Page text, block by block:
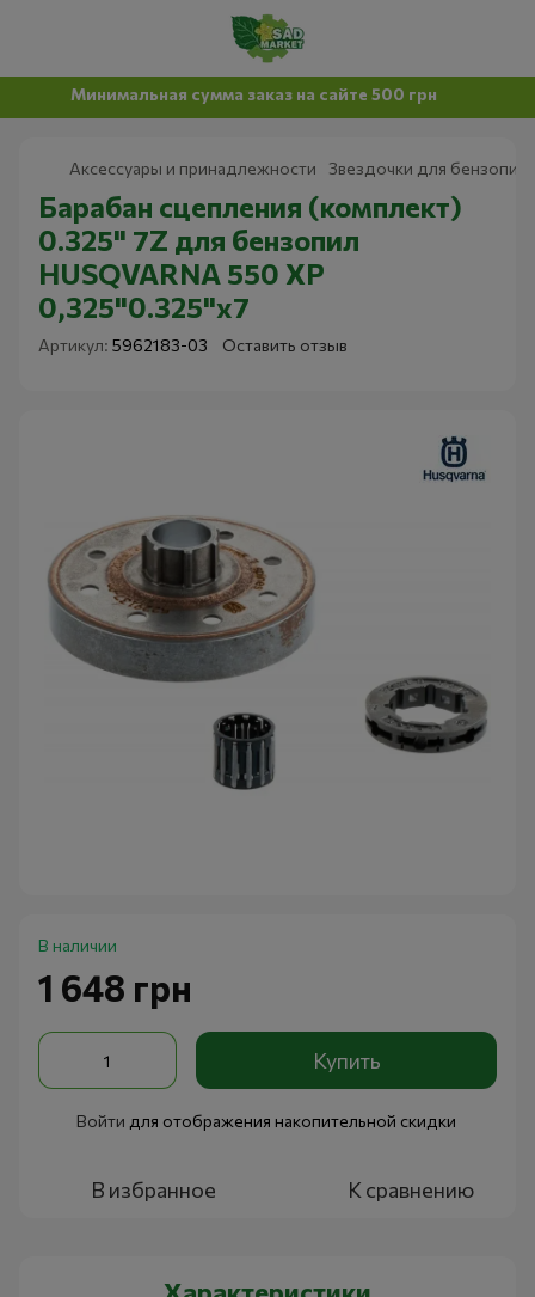
Минимальная сумма заказ на сайте 500 грн
Аксессуары и принадлежности Звездочки для
Барабан сцепления (комплект)
0.325" 7Z для бензопил
HUSQVARNA 550 XP
0,325"0.325"x7
Артикул: 5962183-03 Оставить отзыв
В наличии
1 648 грн
Купить
Войти для отображения накопительной скидки
В избранное К сравнению